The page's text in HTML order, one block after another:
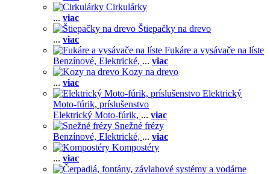
Cirkulárky
... viac
Štiepačky na drevo
... viac
Fukáre a vysávače na líste
Benzínové, Elektrické, ... viac
Kozy na drevo
... viac
Elektrický
Moto-fúrik, príslušenstvo
Elektrický Moto-fúrik, ... viac
Snežné frézy
Benzínové, Elektrické, ... viac
Kompostéry
... viac